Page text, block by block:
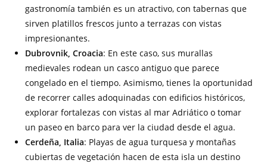
gastronomía también es un atractivo, con tabernas que
sirven platillos frescos junto a terrazas con vistas
impresionantes.
Dubrovnik, Croacia: En este caso, sus murallas
medievales rodean un casco antiguo que parece
congelado en el tiempo. Asimismo, tienes la oportunidad
de recorrer calles adoquinadas con edificios históricos,
explorar fortalezas con vistas al mar Adriático o tomar
un paseo en barco para ver la ciudad desde el agua.
Cerdeña, Italia: Playas de agua turquesa y montañas
cubiertas de vegetación hacen de esta isla un destino